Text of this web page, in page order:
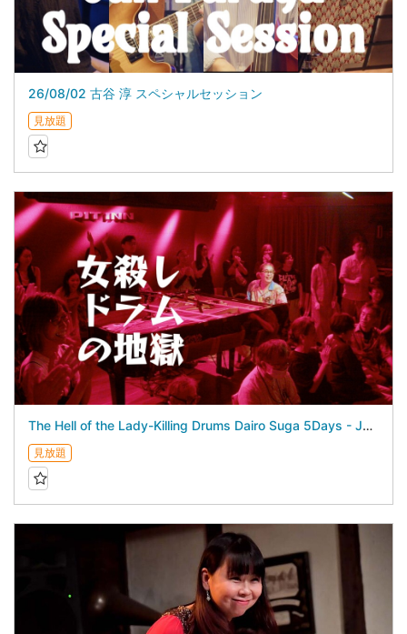
26/08/02 古谷 淳 スペシャルセッション
見放題
The Hell of the Lady-Killing Drums Dairo Suga 5Days - July 25, 2026 -
見放題